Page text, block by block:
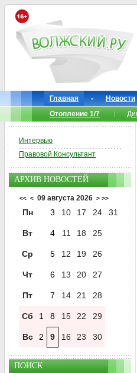
Главная Новости
Отопление 1/7
Интервью
Правовой Консультант
АРХИВ НОВОСТЕЙ
<< < 09 августа 2026 > >>
Пн 3 10 17 24 31
Вт 4 11 18 25
Ср 5 12 19 26
Чт 6 13 20 27
Пт 7 14 21 28
Сб 1 8 15 22 29
Вс 2 9 16 23 30
ПОИСК